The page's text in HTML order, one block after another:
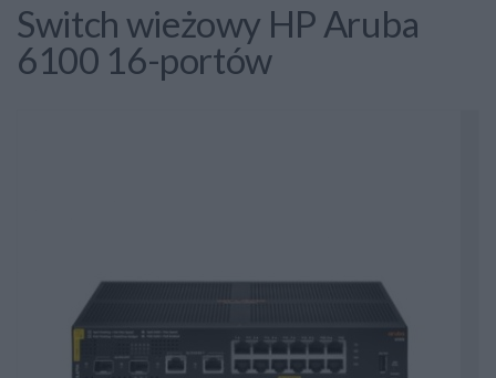
Switch wieżowy HP Aruba
6100 16-portów